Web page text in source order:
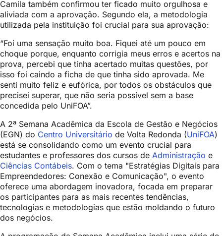
Camila também confirmou ter ficado muito orgulhosa e
aliviada com a aprovação. Segundo ela, a metodologia
utilizada pela instituição foi crucial para sua aprovação:
“Foi uma sensação muito boa. Fiquei até um pouco em
choque porque, enquanto corrigia meus erros e acertos na
prova, percebi que tinha acertado muitas questões, por
isso foi caindo a ficha de que tinha sido aprovada. Me
senti muito feliz e eufórica, por todos os obstáculos que
precisei superar, que não seria possível sem a base
concedida pelo UniFOA”.
A 2ª Semana Acadêmica da Escola de Gestão e Negócios
(EGN) do Centro Universitário de Volta Redonda (UniFOA)
está se consolidando como um evento crucial para
estudantes e professores dos cursos de Administração e
Ciências Contábeis. Com o tema "Estratégias Digitais para
Empreendedores: Conexão e Comunicação", o evento
oferece uma abordagem inovadora, focada em preparar
os participantes para as mais recentes tendências,
tecnologias e metodologias que estão moldando o futuro
dos negócios.